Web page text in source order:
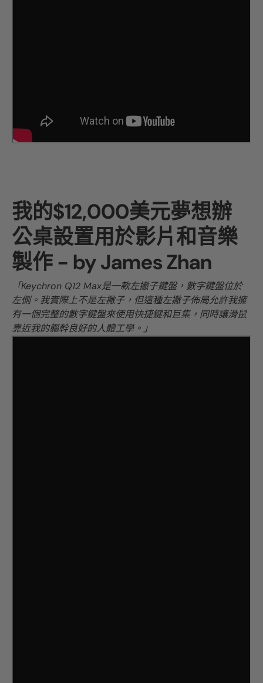
我的$12,000美元夢想辦
公桌設置用於影片和音樂
製作 - byJames Zhan
「Keychron Q12 Max是一款左撇子鍵盤，數字鍵盤位於
左側。我實際上不是左撇子，但這種左撇子佈局允許我擁
有一個完整的數字鍵盤來使用快捷鍵和巨集，同時讓滑鼠
靠近我的軀幹良好的人體工學。」